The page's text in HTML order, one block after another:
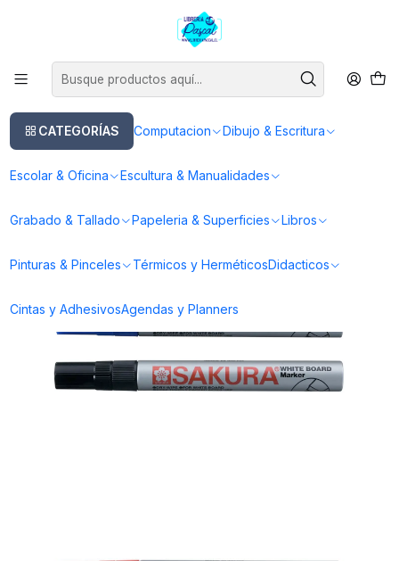
CATEGORÍAS Computacion Dibujo & Escritura
Escolar & Oficina Escultura & Manualidades
Grabado & Tallado Papeleria & Superficies Libros
Pinturas & Pinceles Térmicos y HerméticosDidacticos
Cintas y AdhesivosAgendas y Planners
Este es el texto del slide
Marcador de Pizarra Punta Redonda Recargable Sakura 2.0mm